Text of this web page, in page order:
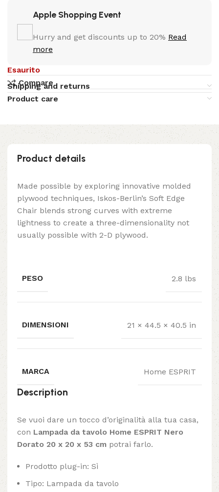
Apple Shopping Event
Hurry and get discounts up to 20% Read
more
Esaurito
Compare
Shipping and returns
Product care
Product details
Made possible by exploring innovative molded
plywood techniques, Iskos-Berlin’s Soft Edge
Chair blends strong curves with extreme
lightness to create a three-dimensionality not
usually possible with 2-D plywood.
PESO 2.8 lbs
DIMENSIONI 21 × 44.5 × 40.5 in
MARCA Home ESPRIT
Description
Se vuoi dare un tocco d’originalità alla tua casa,
con Lampada da tavolo Home ESPRIT Nero
Dorato 20 x 20 x 53 cm potrai farlo.
Prodotto plug-in: Sì
Tipo: Lampada da tavolo